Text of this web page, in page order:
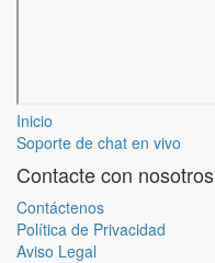
Inicio
Soporte de chat en vivo
Contacte con nosotros
Contáctenos
Política de Privacidad
Aviso Legal